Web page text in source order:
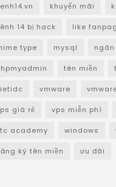
khuyến mãi
14 bị hack like
type mysql ngân
tên miền
vmware
giá rẻ vps miễn phí
academy windows
ký tên miền ưu đãi